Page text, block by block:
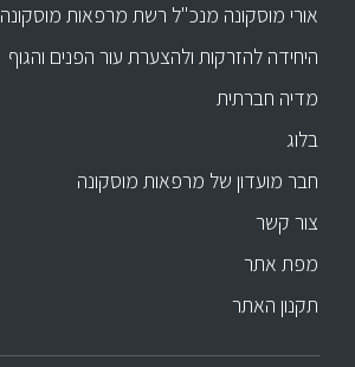
אורי מוסקונה מנכ"ל רשת מרפאות מוסקונה
היחידה להזרקות ולהצערת עור הפנים והגוף
מדיה חברתית
בלוג
חבר מועדון של מרפאות מוסקונה
צור קשר
מפת אתר
תקנון האתר